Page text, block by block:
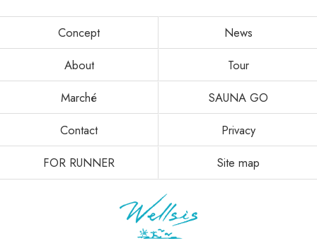
Concept
News
About
Tour
Marché
SAUNA GO
Contact
Privacy
FOR RUNNER
Site map